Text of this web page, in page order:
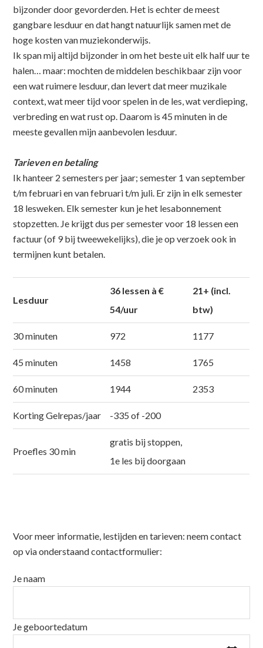
bijzonder door gevorderden. Het is echter de meest
gangbare lesduur en dat hangt natuurlijk samen met de
hoge kosten van muziekonderwijs.
Ik span mij altijd bijzonder in om het beste uit elk half uur te
halen… maar: mochten de middelen beschikbaar zijn voor
een wat ruimere lesduur, dan levert dat meer muzikale
context, wat meer tijd voor spelen in de les, wat verdieping,
verbreding en wat rust op. Daarom is 45 minuten in de
meeste gevallen mijn aanbevolen lesduur.
Tarieven en betaling
Ik hanteer 2 semesters per jaar; semester 1 van september
t/m februari en van februari t/m juli. Er zijn in elk semester
18 lesweken. Elk semester kun je het lesabonnement
stopzetten. Je krijgt dus per semester voor 18 lessen een
factuur (of 9 bij tweewekelijks), die je op verzoek ook in
termijnen kunt betalen.
Lesduur
36 lessen à €
54/uur
21+ (incl.
btw)
30 minuten 972 1177
45 minuten 1458 1765
60 minuten 1944 2353
Korting Gelrepas/jaar -335 of -200
Proefles 30 min
gratis bij stoppen,
1e les bij doorgaan
Voor meer informatie, lestijden en tarieven: neem contact
op via onderstaand contactformulier:
Je naam
Je geboortedatum